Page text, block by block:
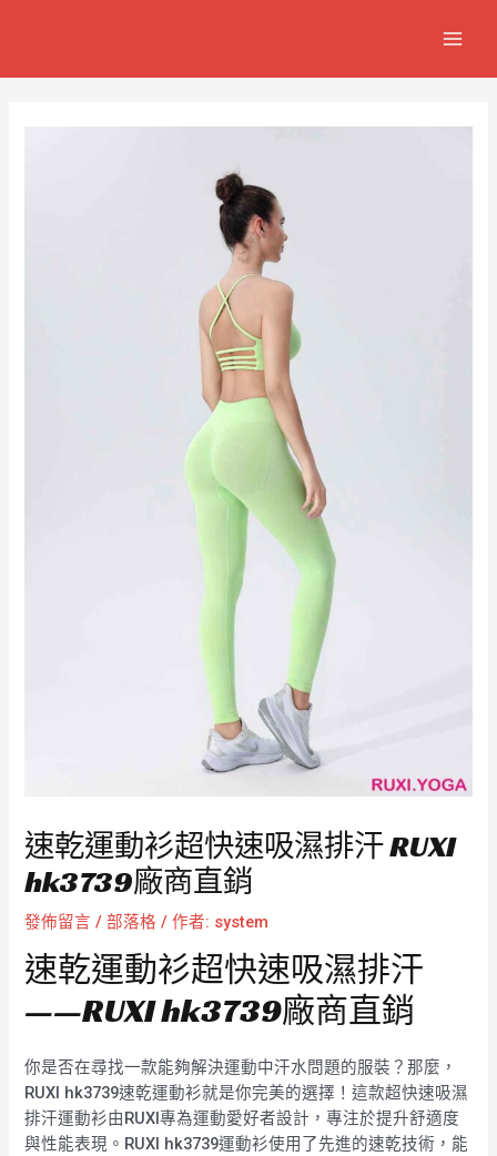
速乾運動衫超快速吸濕排汗 RUXI
hk3739廠商直銷
發佈留言 /部落格 / 作者: system
速乾運動衫超快速吸濕排汗
——RUXI hk3739廠商直銷
你是否在尋找一款能夠解決運動中汗水問題的服裝？那麼，
RUXI hk3739速乾運動衫就是你完美的選擇！這款超快速吸濕
排汗運動衫由RUXI專為運動愛好者設計，專注於提升舒適度
與性能表現。RUXI hk3739運動衫使用了先進的速乾技術，能